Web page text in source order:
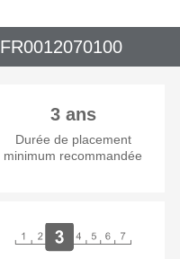
FR0012070100
3 ans
Durée de placement
minimum recommandée